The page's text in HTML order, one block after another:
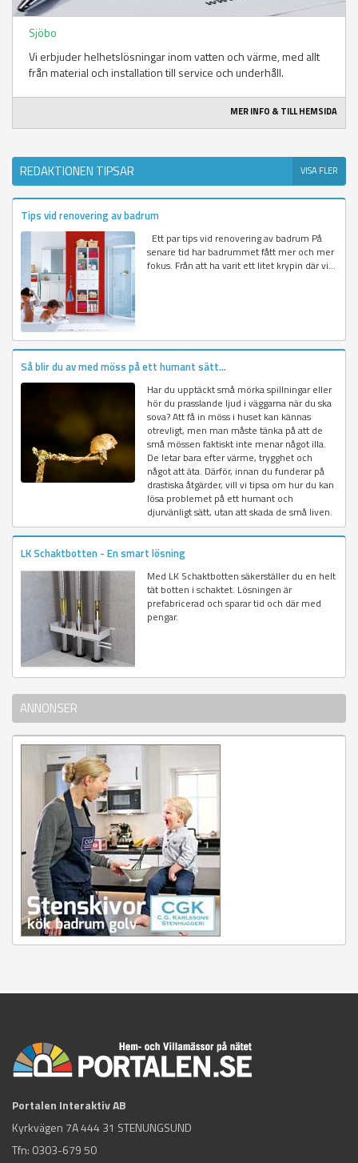
Sjöbo
Vi erbjuder helhetslösningar inom vatten och värme, med allt
från material och installation till service och underhåll.
MER INFO & TILL HEMSIDA
REDAKTIONEN TIPSAR VISA FLER
Tips vid renovering av badrum
Ett par tips vid renovering av badrum På
senare tid har badrummet fått mer och mer
fokus. Från att ha varit ett litet krypin där vi...
Så blir du av med möss på ett humant sätt...
Har du upptäckt små mörka spillningar eller
hör du prasslande ljud i väggarna när du ska
sova? Att få in möss i huset kan kännas
otrevligt, men man måste tänka på att de
små mössen faktiskt inte menar något illa.
De letar bara efter värme, trygghet och
något att äta. Därför, innan du funderar på
drastiska åtgärder, vill vi tipsa om hur du kan
lösa problemet på ett humant och
djurvänligt sätt, utan att skada de små liven.
LK Schaktbotten - En smart lösning
Med LK Schaktbotten säkerställer du en helt
tät botten i schaktet. Lösningen är
prefabricerad och sparar tid och där med
pengar.
ANNONSER
Portalen Interaktiv AB
Kyrkvägen 7A 444 31 STENUNGSUND
Tfn: 0303-679 50